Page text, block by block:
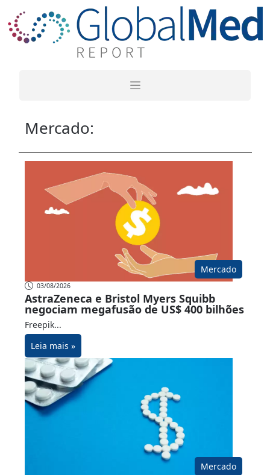
Mercado:
Mercado
03/08/2026
AstraZeneca e Bristol Myers Squibb
negociam megafusão de US$ 400 bilhões
Freepik...
Leia mais »
Mercado